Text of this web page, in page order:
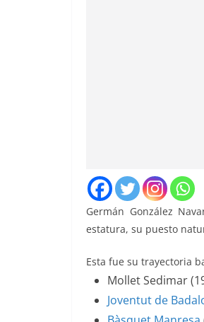
Germán González
estatura, su puesto
Esta fue su trayectoria
Mollet Sedimar
Joventut de